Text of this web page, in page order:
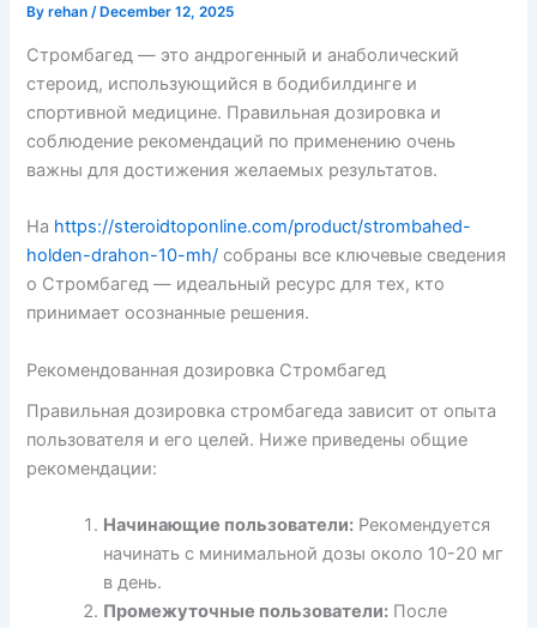
Byrehan/ December 12, 2025
Стромбагед — это андрогенный и анаболический
стероид, использующийся в бодибилдинге и
спортивной медицине. Правильная дозировка и
соблюдение рекомендаций по применению очень
важны для достижения желаемых результатов.
На https://steroidtoponline.com/product/strombahed-
holden-drahon-10-mh/ собраны все ключевые сведения
о Стромбагед — идеальный ресурс для тех, кто
принимает осознанные решения.
Рекомендованная дозировка Стромбагед
Правильная дозировка стромбагеда зависит от опыта
пользователя и его целей. Ниже приведены общие
рекомендации:
Начинающие пользователи: Рекомендуется
начинать с минимальной дозы около 10-20 мг
в день.
Промежуточные пользователи: После